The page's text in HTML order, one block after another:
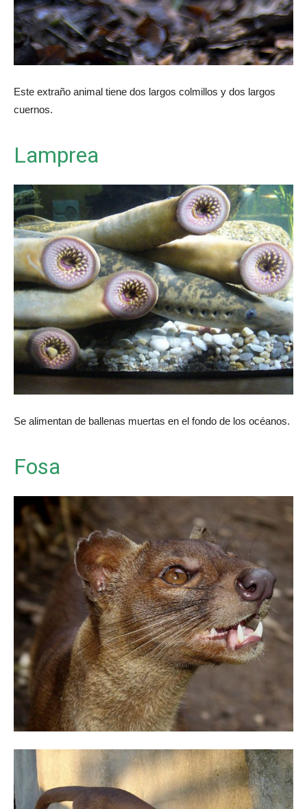
Este extraño animal tiene dos largos colmillos y dos largos
cuernos.
Lamprea
Se alimentan de ballenas muertas en el fondo de los océanos.
Fosa